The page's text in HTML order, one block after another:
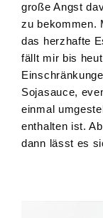
große Angst
zu bekommen.
das herzhafte
fällt mir bis
Sojasauce,
einmal
enthalten ist.
dann lässt es